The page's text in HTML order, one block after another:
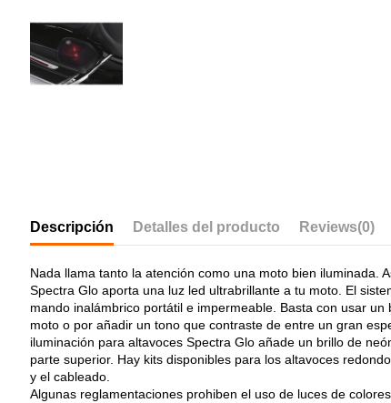
Descripción Detalles del producto Reviews(0)
Nada llama tanto la atención como una moto bien iluminada.
Spectra Glo aporta una luz led ultrabrillante a tu moto. El
mando inalámbrico portátil e impermeable. Basta con usar
moto o por añadir un tono que contraste de entre un gran
iluminación para altavoces Spectra Glo añade un brillo de
parte superior. Hay kits disponibles para los altavoces
y el cableado.
Algunas reglamentaciones prohiben el uso de luces de